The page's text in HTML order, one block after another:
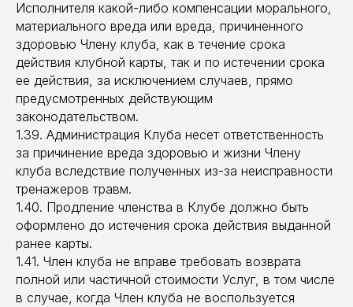
Исполнителя какой-либо компенсации морального,
материального вреда или вреда, причиненного
здоровью Члену клуба, как в течение срока
действия клубной карты, так и по истечении срока
ее действия, за исключением случаев, прямо
предусмотренных действующим
законодательством.
1.39. Администрация Клуба несет ответственность
за причинение вреда здоровью и жизни Члену
клуба вследствие полученных из-за неисправности
тренажеров травм.
1.40. Продление членства в Клубе должно быть
оформлено до истечения срока действия выданной
ранее карты.
1.41. Член клуба не вправе требовать возврата
полной или частичной стоимости Услуг, в том числе
в случае, когда Член клуба не воспользуется